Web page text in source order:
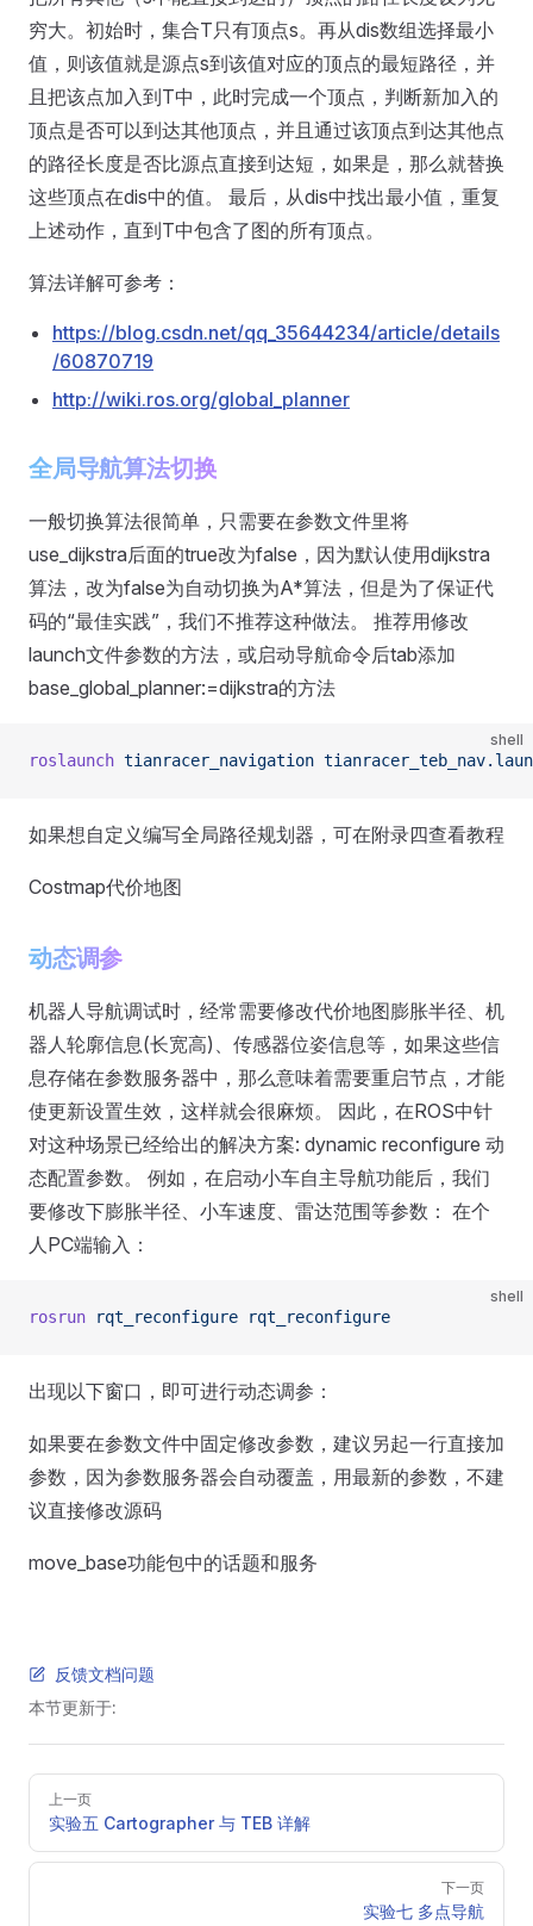
穷大。初始时，集合T只有顶点s。再从dis数组选择最小
值，则该值就是源点s到该值对应的顶点的最短路径，并
且把该点加入到T中，此时完成一个顶点，判断新加入的
顶点是否可以到达其他顶点，并且通过该顶点到达其他点
的路径长度是否比源点直接到达短，如果是，那么就替换
这些顶点在dis中的值。 最后，从dis中找出最小值，重复
上述动作，直到T中包含了图的所有顶点。
算法详解可参考：
https://blog.csdn.net/qq_35644234/article/details
/60870719
http://wiki.ros.org/global_planner
全局导航算法切换
一般切换算法很简单，只需要在参数文件里将
use_dijkstra后面的true改为false，因为默认使用dijkstra
算法，改为false为自动切换为A*算法，但是为了保证代
码的“最佳实践”，我们不推荐这种做法。 推荐用修改
launch文件参数的方法，或启动导航命令后tab添加
base_global_planner:=dijkstra的方法
shell
roslaunch tianracer_navigation
如果想自定义编写全局路径规划器，可在附录四查看教程
Costmap代价地图
动态调参
机器人导航调试时，经常需要修改代价地图膨胀半径、机
器人轮廓信息(长宽高)、传感器位姿信息等，如果这些信
息存储在参数服务器中，那么意味着需要重启节点，才能
使更新设置生效，这样就会很麻烦。 因此，在ROS中针
对这种场景已经给出的解决方案: dynamic reconfigure 动
态配置参数。 例如，在启动小车自主导航功能后，我们
要修改下膨胀半径、小车速度、雷达范围等参数： 在个
人PC端输入：
shell
rosrun rqt_reconfigure rqt_reconfigure
出现以下窗口，即可进行动态调参：
如果要在参数文件中固定修改参数，建议另起一行直接加
参数，因为参数服务器会自动覆盖，用最新的参数，不建
议直接修改源码
move_base功能包中的话题和服务
反馈文档问题
本节更新于:
Pager
上一页
实验五 Cartographer 与 TEB 详解
下一页
实验七 多点导航